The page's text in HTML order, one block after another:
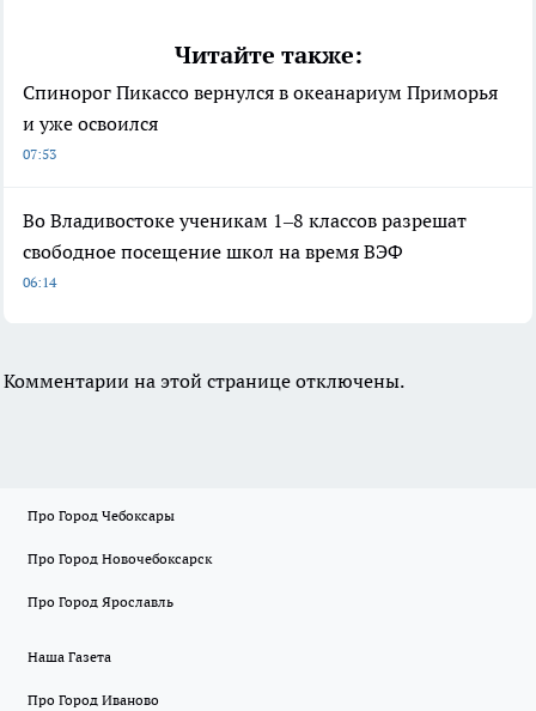
Читайте также:
Спинорог Пикассо вернулся в океанариум Приморья
и уже освоился
07:53
Во Владивостоке ученикам 1–8 классов разрешат
свободное посещение школ на время ВЭФ
06:14
Комментарии на этой странице отключены.
Про Город Чебоксары
Про Город Новочебоксарск
Про Город Ярославль
Наша Газета
Про Город Иваново